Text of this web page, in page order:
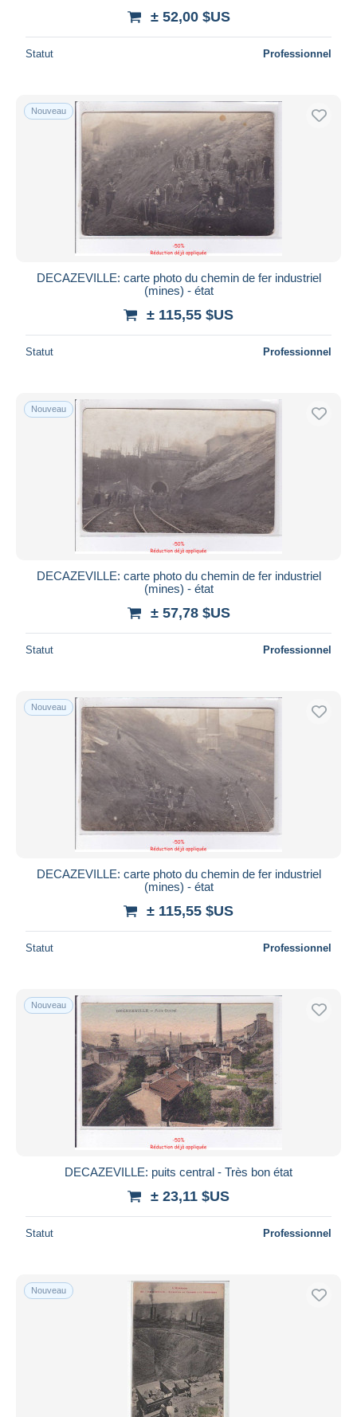
± 52,00 $US
Statut Professionnel
Nouveau
DECAZEVILLE: carte photo du chemin de fer industriel
(mines) - état
± 115,55 $US
Statut Professionnel
Nouveau
DECAZEVILLE: carte photo du chemin de fer industriel
(mines) - état
± 57,78 $US
Statut Professionnel
Nouveau
DECAZEVILLE: carte photo du chemin de fer industriel
(mines) - état
± 115,55 $US
Statut Professionnel
Nouveau
DECAZEVILLE: puits central - Très bon état
± 23,11 $US
Statut Professionnel
Nouveau